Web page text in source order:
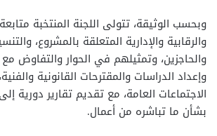
وبحسب الوثيقة، تتولى اللجنة المنتخبة
والرقابية والإدارية المتعلقة بالمشروع،
والحاجزين، وتمثيلهم في الحوار والتفاوض مع
وإعداد الدراسات والمقترحات القانونية
الاجتماعات العامة، مع تقديم تقارير دورية
بشأن ما تباشره من أعمال.